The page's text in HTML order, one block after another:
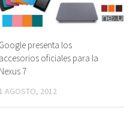
Google presenta los
accesorios oficiales para la
Nexus 7
1 AGOSTO, 2012